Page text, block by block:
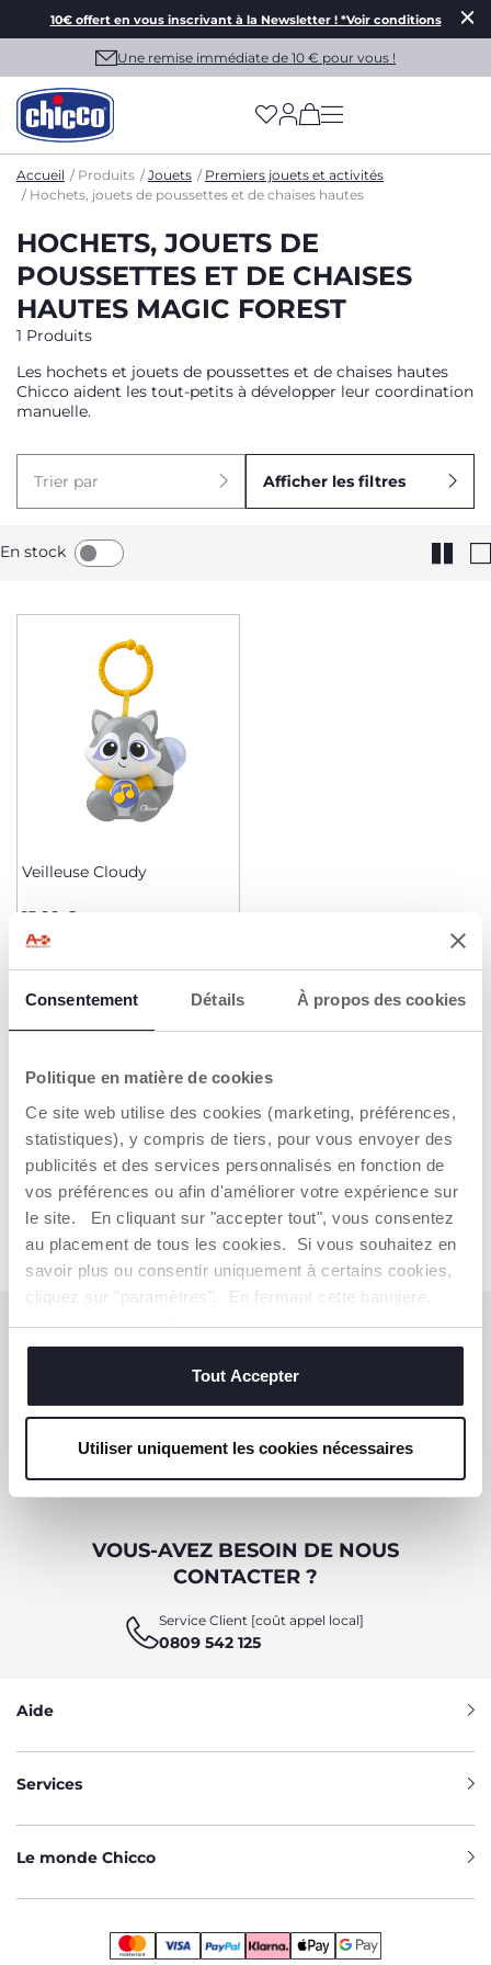
Consentement Détails À propos des cookies
Politique en matière de cookies
Ce site web utilise des cookies (marketing, préférences,
statistiques), y compris de tiers, pour vous envoyer des
publicités et des services personnalisés en fonction de
vos préférences ou afin d'améliorer votre expérience sur
le site. En cliquant sur "accepter tout", vous consentez
au placement de tous les cookies. Si vous souhaitez en
savoir plus ou consentir uniquement à certains cookies,
cliquez sur "paramètres". En fermant cette bannière,
vous consentez à l'utilisation des seuls cookies
techniques, qui sont essentiels au service demandé.
Tout Accepter
Utiliser uniquement les cookies nécessaires
10€ offert en vous inscrivant à la Newsletter ! *Voir conditions
Une remise immédiate de 10 € pour vous !
(has more options
Accueil Produits Jouets
Premiers jouets et activités
Hochets, jouets de poussettes et de chaises hautes
HOCHETS, JOUETS DE
POUSSETTES ET DE CHAISES
HAUTES MAGIC FOREST
1 Produits
Les hochets et jouets de poussettes et de chaises hautes
Chicco aident les tout-petits à développer leur coordination
manuelle.
Trier par Afficher les filtres
En stock
Veilleuse Cloudy
15,99 €
AJOUTER
Les enfants apprennent ainsi à coordonner leurs
LES JOUETS DE PROMENADES CHICCO
Nous savons que se déplacer peut aussi être ennuyeux et
fatiguant pour un enfant. C'est pourquoi Chicco a pensé à
des jouets de promenade pour le distraire et l’amuser en
balade ou en voyage.
Lire la suite
S'ABONNER À LA NEWSLETTER
Immédiatement pour vous un bon de 10 € à
dépenser en ligne.
OBTENIR LA RÉDUCTION
VOUS-AVEZ BESOIN DE NOUS
CONTACTER ?
Service Client [coût appel local]
0809 542 125
Aide
Services
Le monde Chicco